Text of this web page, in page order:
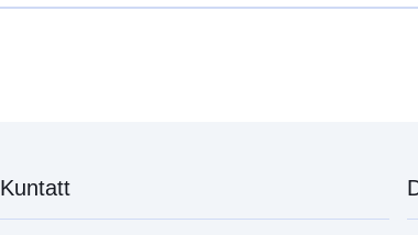
Kuntatt